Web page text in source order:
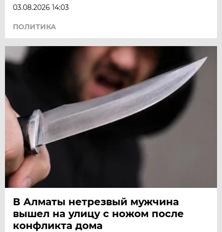
03.08.2026 14:03
ПОЛИТИКА
В Алматы нетрезвый мужчина
вышел на улицу с ножом после
конфликта дома